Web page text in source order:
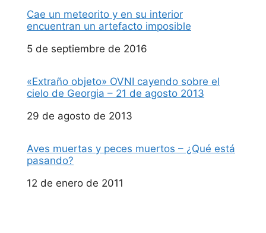
Cae un meteorito y en su interior
encuentran un artefacto imposible
Fecha
5 de septiembre de 2016
«Extraño objeto» OVNI cayendo sobre el
cielo de Georgia – 21 de agosto 2013
Fecha
29 de agosto de 2013
Aves muertas y peces muertos – ¿Qué está
pasando?
Fecha
12 de enero de 2011